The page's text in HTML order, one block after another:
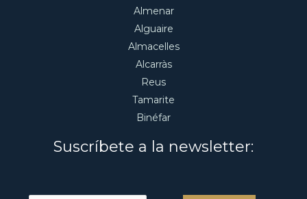
Almenar
Alguaire
Almacelles
Alcarràs
Reus
Tamarite
Binéfar
Suscríbete a la newsletter: